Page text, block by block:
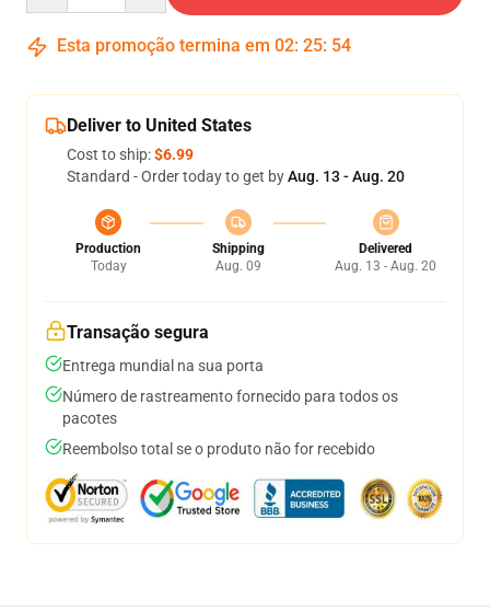
Esta promoção termina em 02: 25: 54
Deliver to United States
Cost to ship:$6.99
Standard - Order today to get byAug. 13 - Aug. 20
Production
Today
Shipping
Aug. 09
Delivered
Aug. 13 - Aug. 20
Transação segura
Entrega mundial na sua porta
Número de rastreamento fornecido para todos os
pacotes
Reembolso total se o produto não for recebido